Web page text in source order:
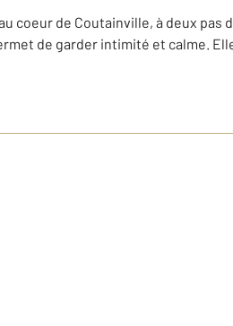
coeur de Coutainville, à deux
de garder intimité et calme.